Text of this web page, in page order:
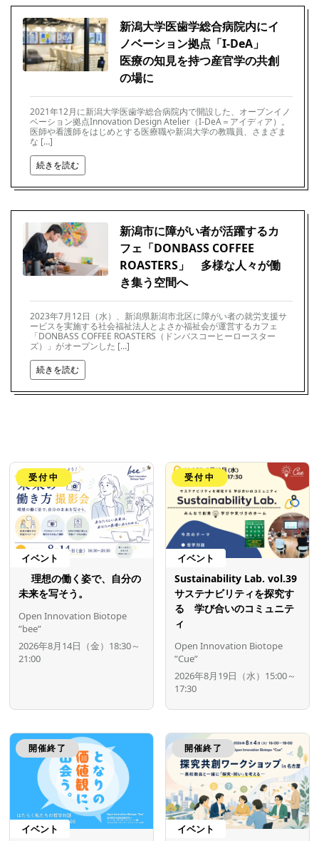
新潟大学医歯学総合病院内にイ
ノベーション拠点「I-DeA」
医療の知見を持つ産官学の共創
の場に
2021年12月に新潟大学医歯学総合病院内で開設した、オープンイノ
ベーション拠点Innovation Design Atelier（I-DeA＝アイディア）。
医師や看護師をはじめとする医療職や新潟大学の教職員、さまざま
な […]
続きを読む
新潟市に障がい者が活躍するカ
フェ「DONBASS COFFEE
ROASTERS」 多様な人々が働
き集う空間へ
2023年7月12日（水）、新潟県新潟市北区に障がい者の就労支援サ
ービスを実施する社会福祉法人とよさか福祉会が運営するカフェ
「DONBASS COFFEE ROASTERS（ドンバスコーヒーロースター
ズ）」がオープンした […]
続きを読む
受付中
イベント
理想の働く姿で、自分の
未来を写そう。
Open Innovation Biotope
”bee”
2026年8月14日（金）18:30～
21:00
受付中
イベント
Sustainability Lab. vol.39
サステナビリティを探究す
る 学び合いのコミュニテ
ィ
Open Innovation Biotope
”Cue”
2026年8月19日（水）15:00～
17:30
開催終了
イベント
開催終了
イベント